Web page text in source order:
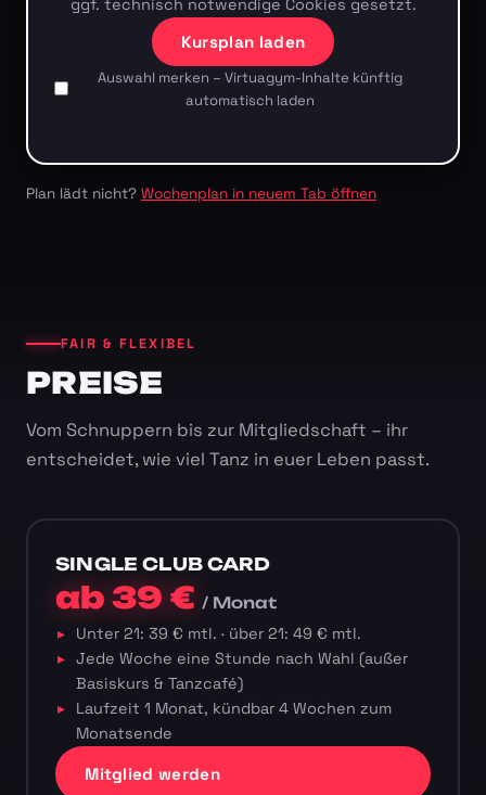
ggf. technisch notwendige Cookies gesetzt.
Kursplan laden
Auswahl merken – Virtuagym-Inhalte künftig
automatisch laden
Plan lädt nicht? Wochenplan in neuem Tab öffnen
FAIR & FLEXIBEL
PREISE
Vom Schnuppern bis zur Mitgliedschaft – ihr
entscheidet, wie viel Tanz in euer Leben passt.
SINGLE CLUB CARD
ab 39 €/ Monat
Unter 21: 39 € mtl. · über 21: 49 € mtl.
Jede Woche eine Stunde nach Wahl (außer
Basiskurs & Tanzcafé)
Laufzeit 1 Monat, kündbar 4 Wochen zum
Monatsende
Mitglied werden